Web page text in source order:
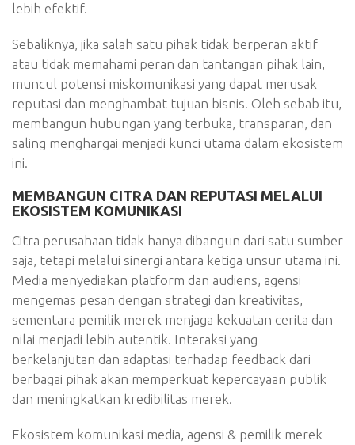
lebih efektif.
Sebaliknya, jika salah satu pihak tidak berperan aktif
atau tidak memahami peran dan tantangan pihak lain,
muncul potensi miskomunikasi yang dapat merusak
reputasi dan menghambat tujuan bisnis. Oleh sebab itu,
membangun hubungan yang terbuka, transparan, dan
saling menghargai menjadi kunci utama dalam ekosistem
ini.
MEMBANGUN CITRA DAN REPUTASI MELALUI
EKOSISTEM KOMUNIKASI
Citra perusahaan tidak hanya dibangun dari satu sumber
saja, tetapi melalui sinergi antara ketiga unsur utama ini.
Media menyediakan platform dan audiens, agensi
mengemas pesan dengan strategi dan kreativitas,
sementara pemilik merek menjaga kekuatan cerita dan
nilai menjadi lebih autentik. Interaksi yang
berkelanjutan dan adaptasi terhadap feedback dari
berbagai pihak akan memperkuat kepercayaan publik
dan meningkatkan kredibilitas merek.
Ekosistem komunikasi media, agensi & pemilik merek